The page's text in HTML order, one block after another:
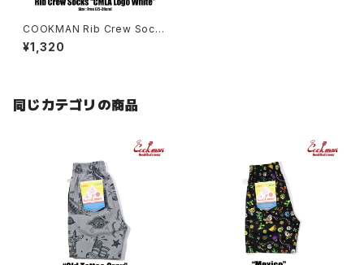
COOKMAN Rib Crew Sock
s CMLA
¥1,320
同じカテゴリの商品